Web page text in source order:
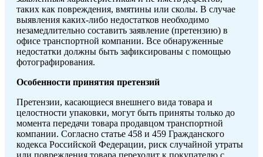
таких как повреждения, вмятины или сколы. В случае
выявления каких-либо недостатков необходимо
незамедлительно составить заявление (претензию) в
офисе транспортной компании. Все обнаруженные
недостатки должны быть зафиксированы с помощью
фотографирования.
Особенности принятия претензий
Претензии, касающиеся внешнего вида товара и
целостности упаковки, могут быть приняты только до
момента передачи товара продавцом транспортной
компании. Согласно статье 458 и 459 Гражданского
кодекса Российской Федерации, риск случайной утраты
или повреждения товара переходит к покупателю с